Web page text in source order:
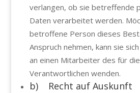
verlangen, ob sie betreffende
Daten verarbeitet werden.
betroffene Person dieses
Anspruch nehmen, kann sie
an einen Mitarbeiter des für
Verantwortlichen wenden.
b) Recht auf Auskunft